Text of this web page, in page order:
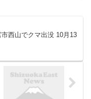
市西山でクマ出没 10月13